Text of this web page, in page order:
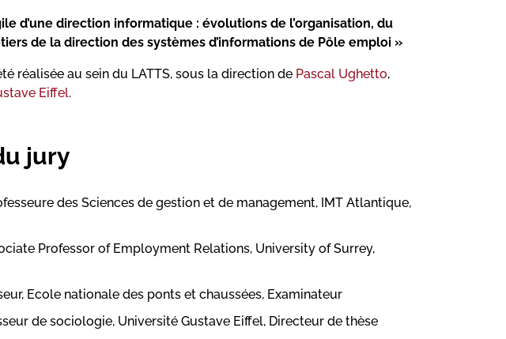
d’une direction informatique : évolutions de l’organisation, du
de la direction des systèmes d’informations de Pôle emploi »
réalisée au sein du LATTS, sous la direction de Pascal Ughetto,
Eiffel.
jury
des Sciences de gestion et de management, IMT Atlantique,
Professor of Employment Relations, University of Surrey,
Ecole nationale des ponts et chaussées, Examinateur
de sociologie, Université Gustave Eiffel, Directeur de thèse